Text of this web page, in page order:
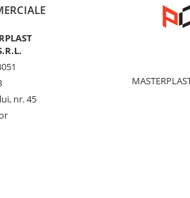
nr. 45